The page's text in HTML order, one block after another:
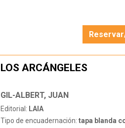
LOS ARCÁNGELES
GIL-ALBERT, JUAN
Editorial: LAIA
Tipo de encuadernación: tapa blanda